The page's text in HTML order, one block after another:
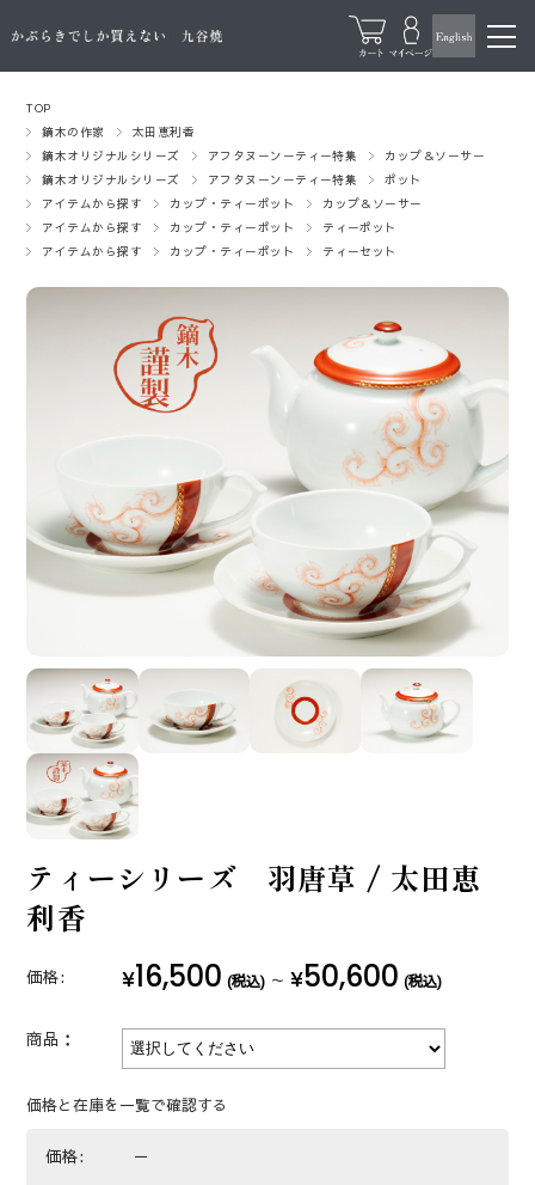
TOP
鏑木の作家
太田恵利香
鏑木オリジナルシリーズ
アフタヌーンーティー特集
カップ＆ソーサー
鏑木オリジナルシリーズ
アフタヌーンーティー特集
ポット
アイテムから探す
カップ・ティーポット
カップ＆ソーサー
アイテムから探す
カップ・ティーポット
ティーポット
アイテムから探す
カップ・ティーポット ティーセット
ティーシリーズ 羽唐草 / 太田恵
利香
価格: ¥16,500 (税込) ～ ¥50,600 (税込)
商品：
価格と在庫を一覧で確認する
価格: －